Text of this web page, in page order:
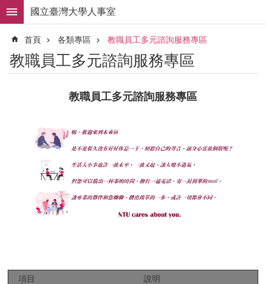
跳到主要內容區塊
進
階
搜
尋
用
國立臺灣大學人事室
首頁 各類專區 教職員工多元諮詢服務專區
教職員工多元諮詢服務專區
教職員工多元諮詢服務專區
項目 說明